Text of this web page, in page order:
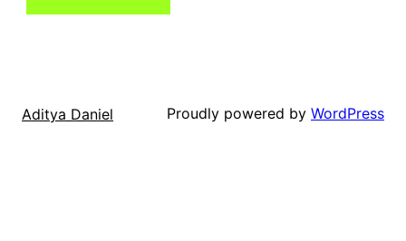
Aditya Daniel Proudly powered by WordPress